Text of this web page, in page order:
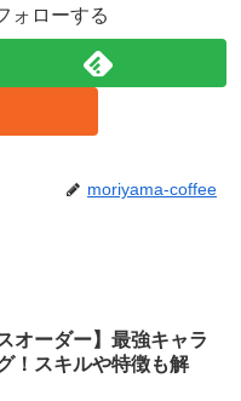
ォローする
moriyama-coffee
オーダー】最強キャラ
！スキルや特徴も解